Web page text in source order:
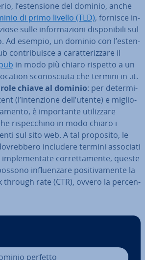
l’esten­sio­ne del dominio, anche
di primo livello (TLD), fornisce in­
sulle in­for­ma­zio­ni di­spo­ni­bi­li sul
Ad esempio, un dominio con l’esten­
con­tri­bui­sce a ca­rat­te­riz­za­re il
in modo più chiaro rispetto a un
sco­no­sciu­ta che termini in .it.
chiave al dominio: per de­ter­mi­
(l’in­ten­zio­ne dell’utente) e mi­glio­
è im­por­tan­te uti­liz­za­re
ri­spec­chi­no in modo chiaro i
sul sito web. A tal proposito, le
includere termini associati
im­ple­men­ta­te cor­ret­ta­men­te, queste
in­fluen­za­re po­si­ti­va­men­te la
through rate (CTR), ovvero la per­cen­